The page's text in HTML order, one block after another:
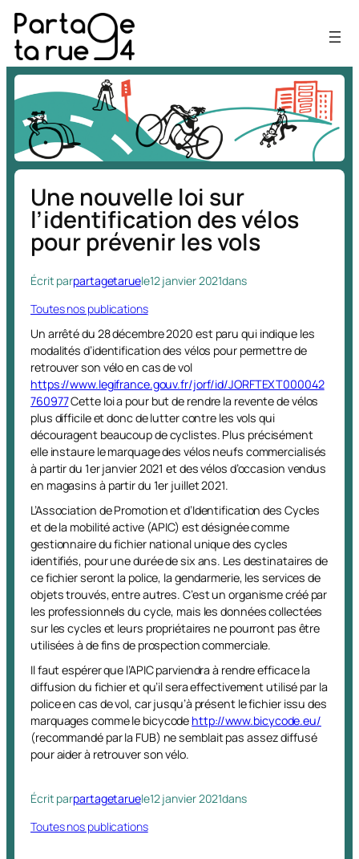
Aller
au
contenu
Une nouvelle loi sur
l’identification des vélos
pour prévenir les vols
Écrit parpartagetaruele12 janvier 2021dans
Toutes nos publications
Un arrêté du 28 décembre 2020 est paru qui indique les
modalités d’identification des vélos pour permettre de
retrouver son vélo en cas de vol
https://www.legifrance.gouv.fr/jorf/id/JORFTEXT000042
760977Cette loi a pour but de rendre la revente de vélos
plus difficile et donc de lutter contre les vols qui
découragent beaucoup de cyclistes. Plus précisément
elle instaure le marquage des vélos neufs commercialisés
à partir du 1er janvier 2021 et des vélos d’occasion vendus
en magasins à partir du 1er juillet 2021.
L’Association de Promotion et d’Identification des Cycles
et de la mobilité active (APIC) est désignée comme
gestionnaire du fichier national unique des cycles
identifiés, pour une durée de six ans. Les destinataires de
ce fichier seront la police, la gendarmerie, les services de
objets trouvés, entre autres. C’est un organisme créé par
les professionnels du cycle, mais les données collectées
sur les cycles et leurs propriétaires ne pourront pas être
utilisées à de fins de prospection commerciale.
Il faut espérer que l’APIC parviendra à rendre efficace la
diffusion du fichier et qu’il sera effectivement utilisé par la
police en cas de vol, car jusqu’à présent le fichier issu des
marquages comme le bicycode http://www.bicycode.eu/
(recommandé par la FUB) ne semblait pas assez diffusé
pour aider à retrouver son vélo.
Écrit parpartagetaruele12 janvier 2021dans
Toutes nos publications